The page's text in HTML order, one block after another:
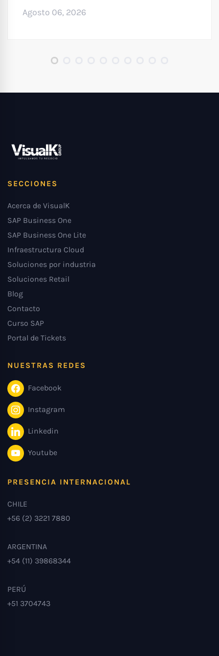
Agosto 06, 2026
SECCIONES
Acerca de VisualK
SAP Business One
SAP Business One Lite
Infraestructura Cloud
Soluciones por industria
Soluciones Retail
Blog
Contacto
Curso SAP
Portal de Tickets
NUESTRAS REDES
Facebook
Instagram
Linkedin
Youtube
PRESENCIA INTERNACIONAL
CHILE
+56 (2) 3221 7880
ARGENTINA
+54 (11) 39868344
PERÚ
+51 3704743